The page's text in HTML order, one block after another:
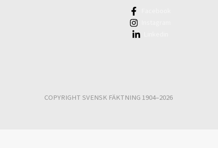
COPYRIGHT SVENSK FÄKTNING 1904–2026